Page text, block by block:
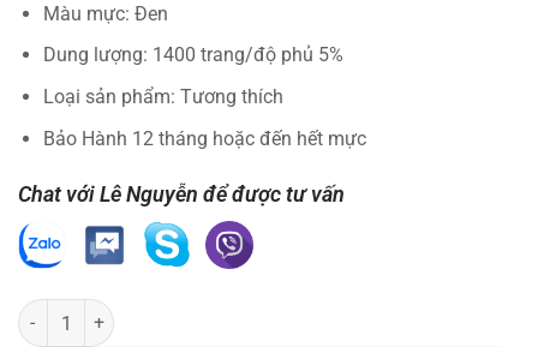
Màu mực: Đen
Dung lượng: 1400 trang/độ phủ 5%
Loại sản phẩm: Tương thích
Bảo Hành 12 tháng hoặc đến hết mực
Chat với Lê Nguyễn để được tư vấn
Mực in màu HP CF400A màu đen số lượng